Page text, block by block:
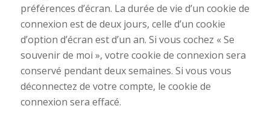
préférences d’écran. La durée de vie d’un cookie de
connexion est de deux jours, celle d’un cookie
d’option d’écran est d’un an. Si vous cochez « Se
souvenir de moi », votre cookie de connexion sera
conservé pendant deux semaines. Si vous vous
déconnectez de votre compte, le cookie de
connexion sera effacé.